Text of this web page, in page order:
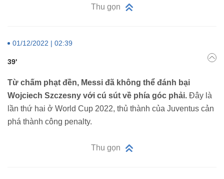
Thu gọn
01/12/2022 | 02:39
39'
Từ chấm phạt đền, Messi đã không thể đánh bại
Wojciech Szczesny với cú sút về phía góc phải. Đây là
lần thứ hai ở World Cup 2022, thủ thành của Juventus cản
phá thành công penalty.
Thu gọn